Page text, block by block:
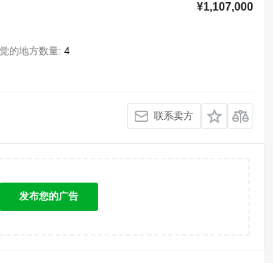
¥1,107,000
的地方数量 4
联系卖方
发布您的广告